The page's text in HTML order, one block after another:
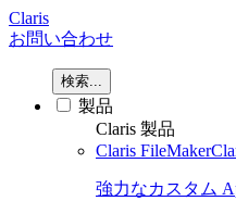
Claris
お問い合わせ
検索...
製品
Claris 製品
Claris FileMaker
強力なカスタム